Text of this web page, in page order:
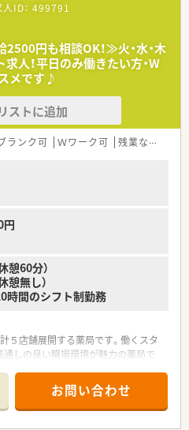
本業務を中心に、もちろん、在宅など
専門チームも立ち上げしており、連携
ら企業として対応を進めています。
Eラーニングなど研修制度も充実し
実しています。ブランクのある方・
して学べる体制が整っています。
から調剤を学びたい・ブランクのあ
ェーン薬局です。
員導入研修で約2週間集中して研修が
ルアップ勉強会もございます。
いただきます！
シーセミナーや日本薬剤師会主催の研
など、従業員の皆さんが長く働ける環
人数体制で勤務できるよう調整して
おり、有給休暇の取得率が95％以上
％以上でお仕事をプライベートの両
ID： 499791
2500円も相談OK！≫火・水・木
人！平日のみ働きたい方・W
メです♪
ストに追加
ランク可 Ｗワーク可 残業なし(ほぼなし含む)
円
憩60分）
無し）
時間のシフト制勤務
５店舗展開する薬局です。働くスタ
通しの良い職場環境が魅力の薬局で
インに、在宅への展開も少しずつ進め
お問い合わせ